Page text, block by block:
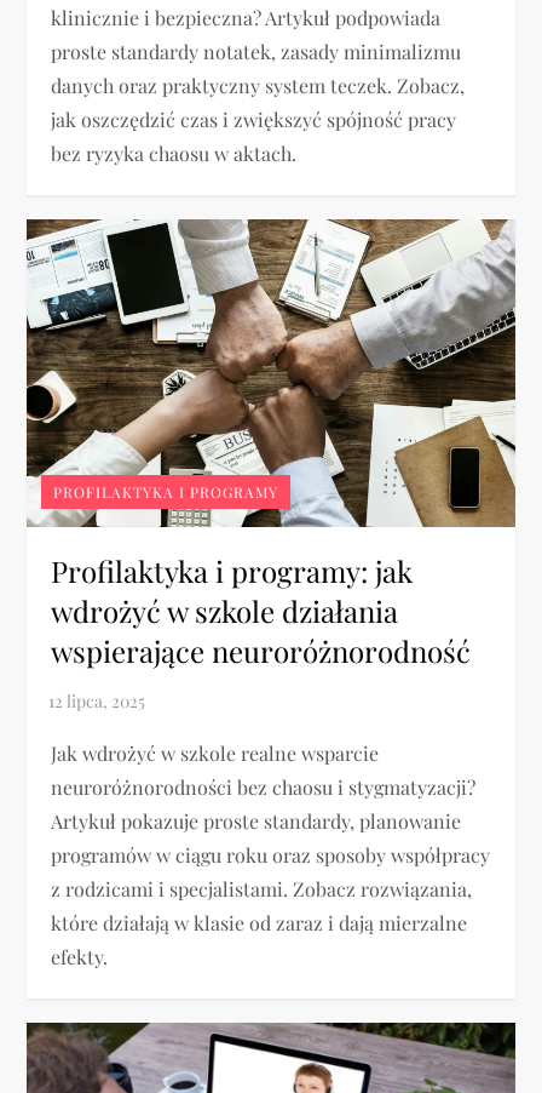
klinicznie i bezpieczna? Artykuł podpowiada
proste standardy notatek, zasady minimalizmu
danych oraz praktyczny system teczek. Zobacz,
jak oszczędzić czas i zwiększyć spójność pracy
bez ryzyka chaosu w aktach.
PROFILAKTYKA I PROGRAMY
Profilaktyka i programy: jak
wdrożyć w szkole działania
wspierające neuroróżnorodność
Jak wdrożyć w szkole realne wsparcie
neuroróżnorodności bez chaosu i stygmatyzacji?
Artykuł pokazuje proste standardy, planowanie
programów w ciągu roku oraz sposoby współpracy
z rodzicami i specjalistami. Zobacz rozwiązania,
które działają w klasie od zaraz i dają mierzalne
efekty.